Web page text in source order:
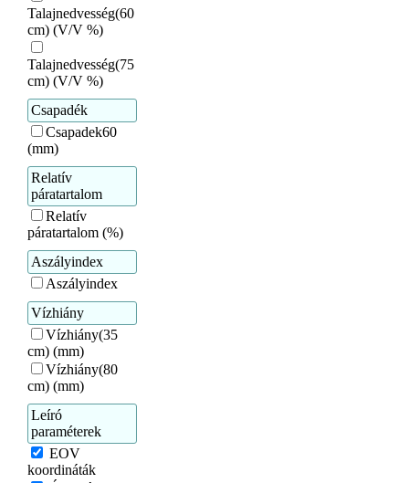
Talajnedvesség(60
cm) (V/V %)
Talajnedvesség(75
cm) (V/V %)
Csapadék
Csapadek60
(mm)
Relatív
páratartalom
Relatív
páratartalom (%)
Aszályindex
Aszályindex
Vízhiány
Vízhiány(35
cm) (mm)
Vízhiány(80
cm) (mm)
Leíró
paraméterek
EOV
koordináták